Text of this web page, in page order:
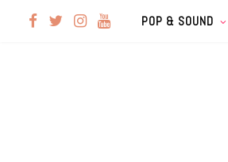
F I Y POP & SOUND